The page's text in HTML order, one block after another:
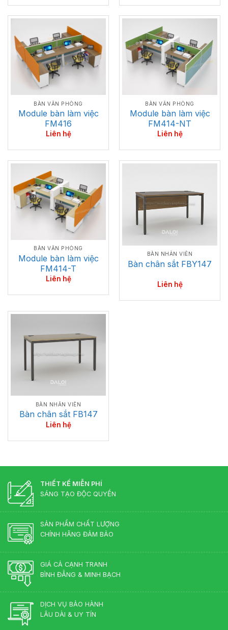
BÀN VĂN PHÒNG
Module bàn làm việc
FM416
Liên hệ
BÀN VĂN PHÒNG
Module bàn làm việc
FM414-NT
Liên hệ
BÀN VĂN PHÒNG
Module bàn làm việc
FM414-T
Liên hệ
BÀN NHÂN VIÊN
Bàn chân sắt FBY147
Liên hệ
BÀN NHÂN VIÊN
Bàn chân sắt FB147
Liên hệ
THIẾT KẾ MIỄN PHÍ
SÁNG TẠO ĐỘC QUYỀN
SẢN PHẨM CHẤT LƯỢNG
CHÍNH HÃNG ĐẢM BẢO
GIÁ CẢ CẠNH TRANH
BÌNH ĐẲNG & MINH BẠCH
DỊCH VỤ BẢO HÀNH
LÂU DÀI & UY TÍN